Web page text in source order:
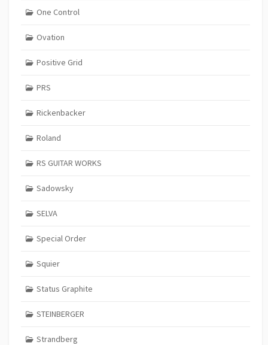
One Control
Ovation
Positive Grid
PRS
Rickenbacker
Roland
RS GUITAR WORKS
Sadowsky
SELVA
Special Order
Squier
Status Graphite
STEINBERGER
Strandberg